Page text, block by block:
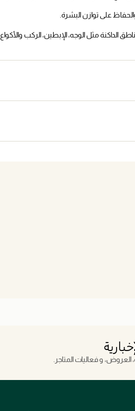
مثل الوجه، الإبطين، الركب والأكواع
و فعاليات المتاجر.